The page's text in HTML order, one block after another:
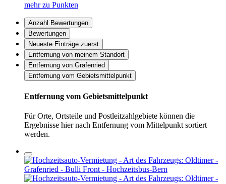
mehr zu Punkten
Anzahl Bewertungen
Bewertungen
Neueste Einträge zuerst
Entfernung von meinem Standort
Entfernung von Grafenried
Entfernung vom Gebietsmittelpunkt
Entfernung vom Gebietsmittelpunkt
Für Orte, Ortsteile und Postleitzahlgebiete können die
Ergebnisse hier nach Entfernung vom Mittelpunkt sortiert
werden.